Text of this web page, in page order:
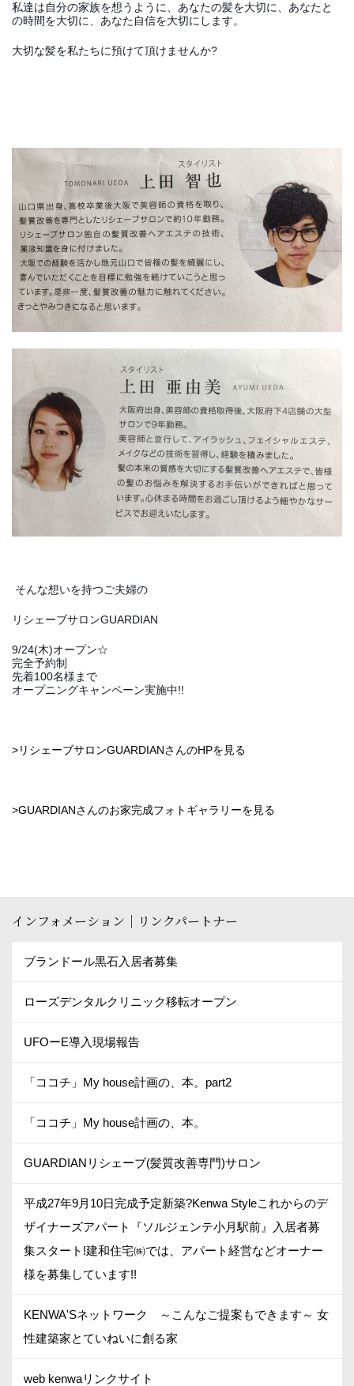
私達は自分の家族を想うように、あなたの髪を大切に、あなたと
の時間を大切に、あなた自信を大切にします。
大切な髪を私たちに預けて頂けませんか?
そんな想いを持つご夫婦の
リシェーブサロンGUARDIAN
9/24(木)オープン☆
完全予約制
先着100名様まで
オープニングキャンペーン実施中!!
>リシェーブサロンGUARDIANさんのHPを見る
>GUARDIANさんのお家完成フォトギャラリーを見る
インフォメーション｜リンクパートナー
ブランドール黒石入居者募集
ローズデンタルクリニック移転オープン
UFOーE導入現場報告
「ココチ」My house計画の、本。part2
「ココチ」My house計画の、本。
GUARDIANリシェーブ(髪質改善専門)サロン
平成27年9月10日完成予定新築?Kenwa Styleこれからのデ
ザイナーズアパート『ソルジェンテ小月駅前』入居者募
集スタート!建和住宅㈱では、アパート経営などオーナー
様を募集しています!!
KENWA'Sネットワーク ～こんなご提案もできます～ 女
性建築家とていねいに創る家
web kenwaリンクサイト